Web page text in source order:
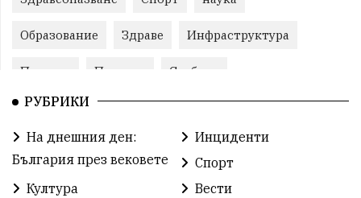
Образование Здраве Инфраструктура
Пеевски Протест Свобода
ИвелинМихайлов
Празник ГражданскоОбщество
РадостинВасилев ЛекаАтлетика
РУБРИКИ
На днешния ден:
България през вековете
Инциденти
Спорт
Култура
Вести